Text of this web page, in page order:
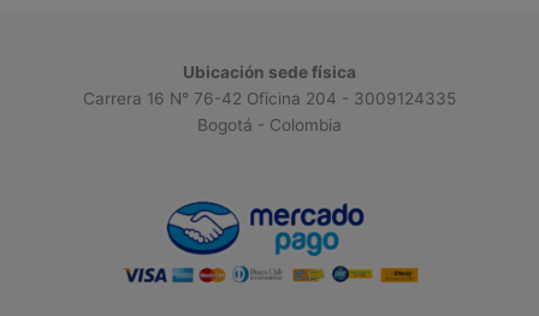
Ubicación sede física
Carrera 16 N° 76-42 Oficina 204 - 3009124335
Bogotá - Colombia